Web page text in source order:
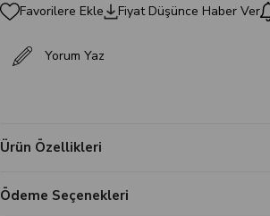
Favorilere Ekle Fiyat Düşünce Haber Ver
Yorum Yaz
Ürün Özellikleri
Ödeme Seçenekleri